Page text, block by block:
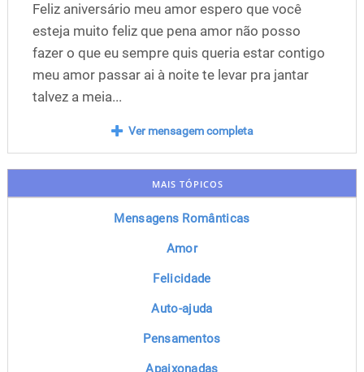
Feliz aniversário meu amor espero que você
esteja muito feliz que pena amor não posso
fazer o que eu sempre quis queria estar contigo
meu amor passar ai à noite te levar pra jantar
talvez a meia...
Ver mensagem completa
MAIS TÓPICOS
Mensagens Românticas
Amor
Felicidade
Auto-ajuda
Pensamentos